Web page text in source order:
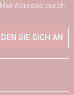
Adresse durch
SIE SICH AN